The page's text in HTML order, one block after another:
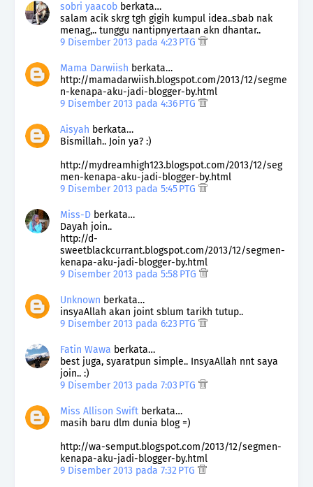
sobri yaacob berkata…
salam acik skrg tgh gigih kumpul idea..sbab nak
menag,.. tunggu nantipnyertaan akn dhantar..
9 Disember 2013 pada 4:23 PTG
Mama Darwiish berkata…
http://mamadarwiish.blogspot.com/2013/12/segme
n-kenapa-aku-jadi-blogger-by.html
9 Disember 2013 pada 4:36 PTG
Aisyah berkata…
Bismillah.. Join ya? :)
http://mydreamhigh123.blogspot.com/2013/12/seg
men-kenapa-aku-jadi-blogger-by.html
9 Disember 2013 pada 5:45 PTG
Miss-D berkata…
Dayah join..
http://d-
sweetblackcurrant.blogspot.com/2013/12/segmen-
kenapa-aku-jadi-blogger-by.html
9 Disember 2013 pada 5:58 PTG
Unknown berkata…
insyaAllah akan joint sblum tarikh tutup..
9 Disember 2013 pada 6:23 PTG
Fatin Wawa berkata…
best juga, syaratpun simple.. InsyaAllah nnt saya
join.. :)
9 Disember 2013 pada 7:03 PTG
Miss Allison Swift berkata…
masih baru dlm dunia blog =)
http://wa-semput.blogspot.com/2013/12/segmen-
kenapa-aku-jadi-blogger-by.html
9 Disember 2013 pada 7:32 PTG